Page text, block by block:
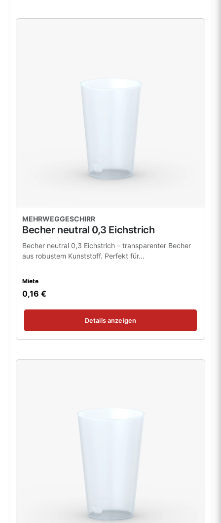
MEHRWEGGESCHIRR
Becher neutral 0,3 Eichstrich
Becher neutral 0,3 Eichstrich – transparenter Becher
aus robustem Kunststoff. Perfekt für...
Miete
0,16 €
Details anzeigen